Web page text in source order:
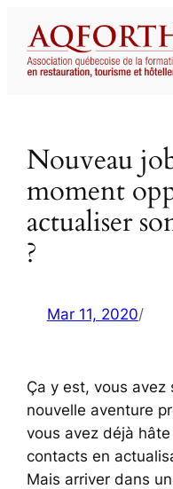
contenu
Nouveau
moment
actualiser
?
Mar 11, 2020/
Ça y est, vous
nouvelle aventure
vous avez déjà hâte
contacts en
Mais arriver dans